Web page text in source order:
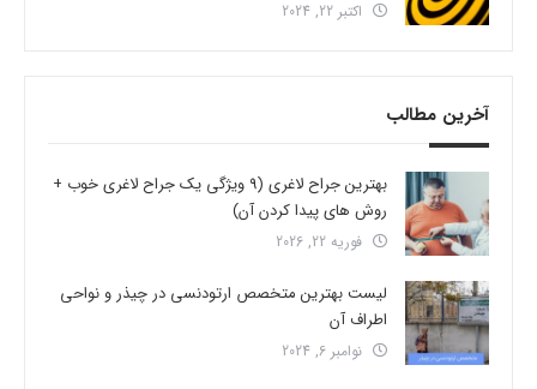
اکتبر 22, 2024
آخرین مطالب
بهترین جراح لاغری (9 ویژگی یک جراح لاغری خوب +
روش های پیدا کردن آن)
فوریه 22, 2026
لیست بهترین متخصص ارتودنسی در چیذر و نواحی
اطراف آن
نوامبر 6, 2024